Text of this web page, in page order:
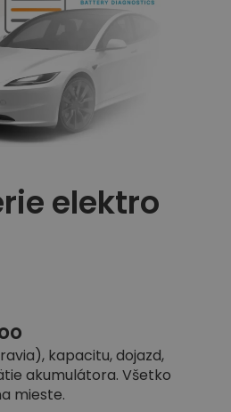
elektro
kapacitu, dojazd,
akumulátora. Všetko
mieste.